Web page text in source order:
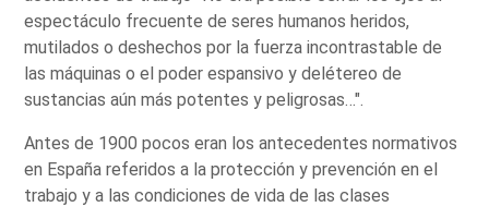
espectáculo frecuente de seres humanos heridos,
mutilados o deshechos por la fuerza incontrastable de
las máquinas o el poder espansivo y delétereo de
sustancias aún más potentes y peligrosas…".
Antes de 1900 pocos eran los antecedentes normativos
en España referidos a la protección y prevención en el
trabajo y a las condiciones de vida de las clases